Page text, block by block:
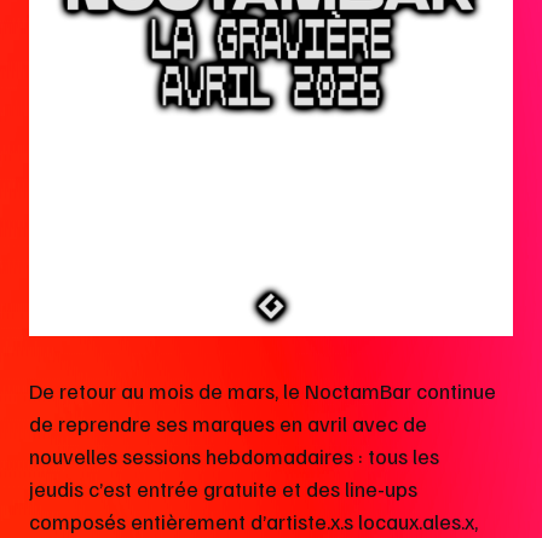
De retour au mois de mars, le NoctamBar continue
de reprendre ses marques en avril avec de
nouvelles sessions hebdomadaires : tous les
jeudis c’est entrée gratuite et des line-ups
composés entièrement d’artiste.x.s locaux.ales.x,